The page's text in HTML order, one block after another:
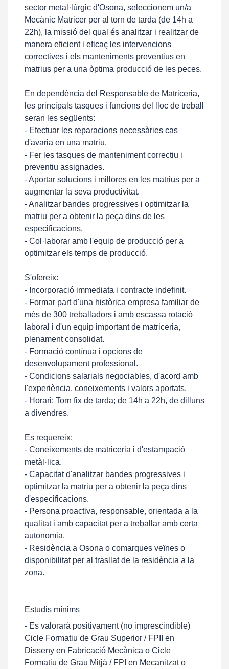
sector metal·lúrgic d'Osona, seleccionem un/a
Mecànic Matricer per al torn de tarda (de 14h a
22h), la missió del qual és analitzar i realitzar de
manera eficient i eficaç les intervencions
correctives i els manteniments preventius en
matrius per a una òptima producció de les peces.
En dependència del Responsable de Matriceria,
les principals tasques i funcions del lloc de treball
seran les següents:
- Efectuar les reparacions necessàries cas
d'avaria en una matriu.
- Fer les tasques de manteniment correctiu i
preventiu assignades.
- Aportar solucions i millores en les matrius per a
augmentar la seva productivitat.
- Analitzar bandes progressives i optimitzar la
matriu per a obtenir la peça dins de les
especificacions.
- Col·laborar amb l'equip de producció per a
optimitzar els temps de producció.
S'ofereix:
- Incorporació immediata i contracte indefinit.
- Formar part d'una històrica empresa familiar de
més de 300 treballadors i amb escassa rotació
laboral i d'un equip important de matriceria,
plenament consolidat.
- Formació contínua i opcions de
desenvolupament professional.
- Condicions salarials negociables, d'acord amb
l'experiència, coneixements i valors aportats.
- Horari: Torn fix de tarda; de 14h a 22h, de dilluns
a divendres.
Es requereix:
- Coneixements de matriceria i d'estampació
metàl·lica.
- Capacitat d'analitzar bandes progressives i
optimitzar la matriu per a obtenir la peça dins
d'especificacions.
- Persona proactiva, responsable, orientada a la
qualitat i amb capacitat per a treballar amb certa
autonomia.
- Residència a Osona o comarques veïnes o
disponibilitat per al trasllat de la residència a la
zona.
Estudis mínims
- Es valorarà positivament (no imprescindible)
Cicle Formatiu de Grau Superior / FPII en
Disseny en Fabricació Mecànica o Cicle
Formatiu de Grau Mitjà / FPI en Mecanitzat o